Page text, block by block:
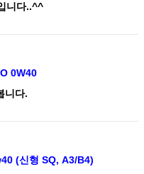
니다..^^
0W40
니다.
(신형 SQ, A3/B4)